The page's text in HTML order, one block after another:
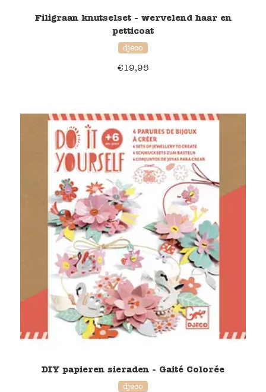
Filigraan knutselset - wervelend haar en
petticoat
djeco
€19,95
DIY papieren sieraden - Gaité Colorée
djeco